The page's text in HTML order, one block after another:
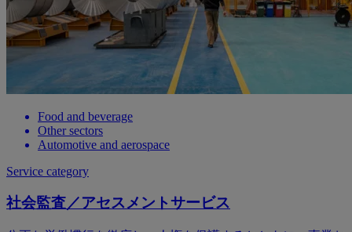
Food and beverage
Other sectors
Automotive and aerospace
Service category
社会監査／アセスメントサービス